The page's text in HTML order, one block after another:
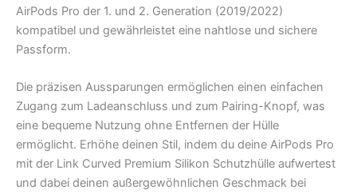
AirPods Pro der 1. und 2. Generation (2019/2022)
kompatibel und gewährleistet eine nahtlose und sichere
Passform.
Die präzisen Aussparungen ermöglichen einen einfachen
Zugang zum Ladeanschluss und zum Pairing-Knopf, was
eine bequeme Nutzung ohne Entfernen der Hülle
ermöglicht. Erhöhe deinen Stil, indem du deine AirPods Pro
mit der Link Curved Premium Silikon Schutzhülle aufwertest
und dabei deinen außergewöhnlichen Geschmack bei